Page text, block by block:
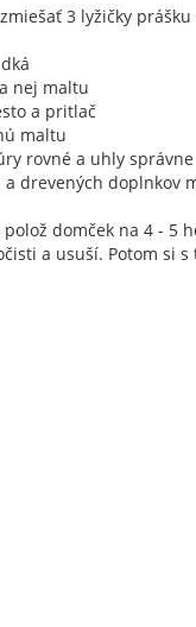
3 lyžičky prášku
nej maltu
a pritlač
maltu
rovné a uhly správne
drevených doplnkov
domček na 4 - 5
a usuší. Potom si s